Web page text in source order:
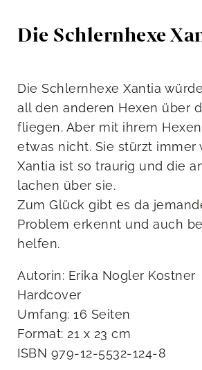
Die Schlernhexe
Die Schlernhexe Xantia
all den anderen Hexen über
fliegen. Aber mit ihrem
etwas nicht. Sie stürzt immer
Xantia ist so traurig und die
lachen über sie.
Zum Glück gibt es da
Problem erkennt und auch
helfen.
Autorin: Erika Nogler Kostner
Hardcover
Umfang: 16 Seiten
Format: 21 x 23 cm
ISBN 979-12-5532-124-8